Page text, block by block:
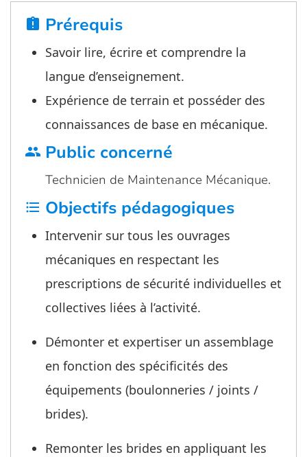
assignment_late Prérequis
Savoir lire, écrire et comprendre la
langue d’enseignement.
Expérience de terrain et posséder des
connaissances de base en mécanique.
group Public concerné
Technicien de Maintenance Mécanique.
format_list_bulleted Objectifs pédagogiques
Intervenir sur tous les ouvrages
mécaniques en respectant les
prescriptions de sécurité individuelles et
collectives liées à l’activité.
Démonter et expertiser un assemblage
en fonction des spécificités des
équipements (boulonneries / joints /
brides).
Remonter les brides en appliquant les